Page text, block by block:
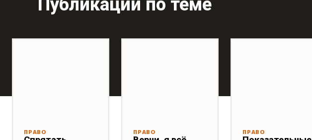
Публикации по теме
ПРАВО ПРАВО ПРАВО